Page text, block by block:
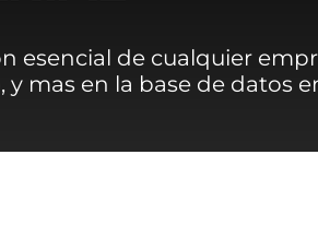
esencial de cualquier
y mas en la base de datos